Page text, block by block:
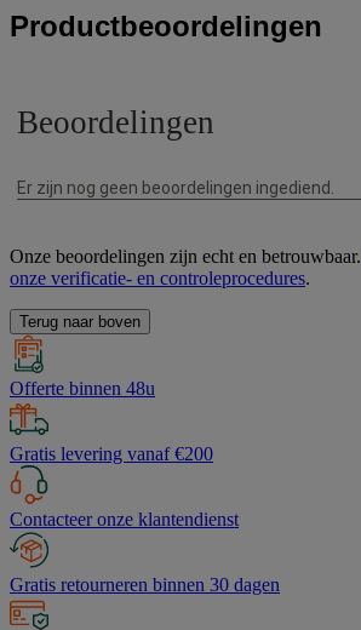
Productbeoordelingen
Onze beoordelingen zijn echt en betrouwbaar.
onze verificatie- en controleprocedures.
Terug naar boven
Offerte binnen 48u
Gratis levering vanaf €200
Contacteer onze klantendienst
Gratis retourneren binnen 30 dagen